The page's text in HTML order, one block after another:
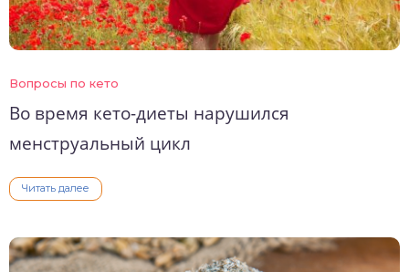
Вопросы по кето
Во время кето-диеты нарушился
менструальный цикл
Читать далее